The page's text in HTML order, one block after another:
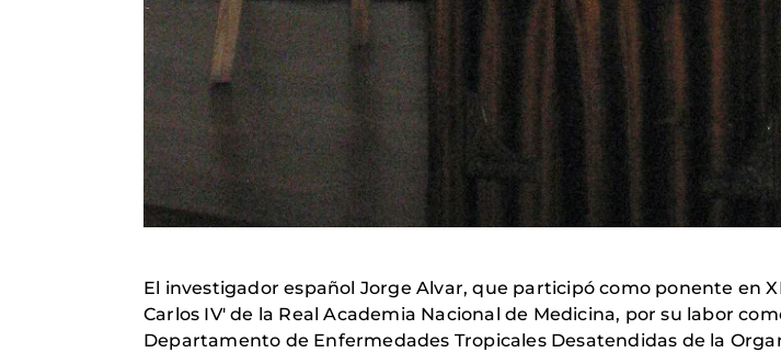
El investigador español Jorge Alvar, que participó como ponente en
Carlos IV' de la Real Academia Nacional de Medicina, por su labor
Departamento de Enfermedades Tropicales Desatendidas de la